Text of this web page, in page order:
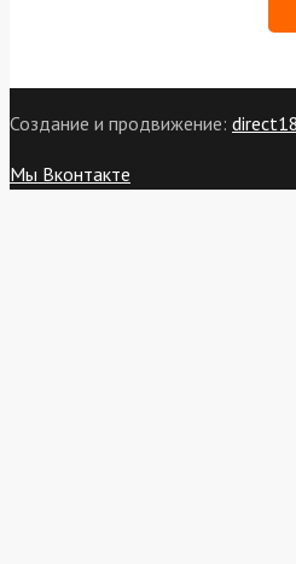
Создание и продвижение: direct18
Мы Вконтакте